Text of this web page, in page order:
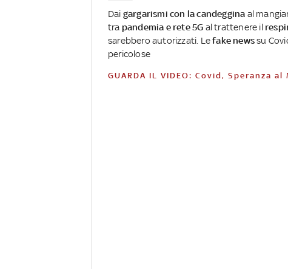
Dai gargarismi con la candeggina al
tra pandemia e rete 5G al trattenere il
sarebbero autorizzati. Lefake newssu
pericolose
GUARDA IL VIDEO: Covid,